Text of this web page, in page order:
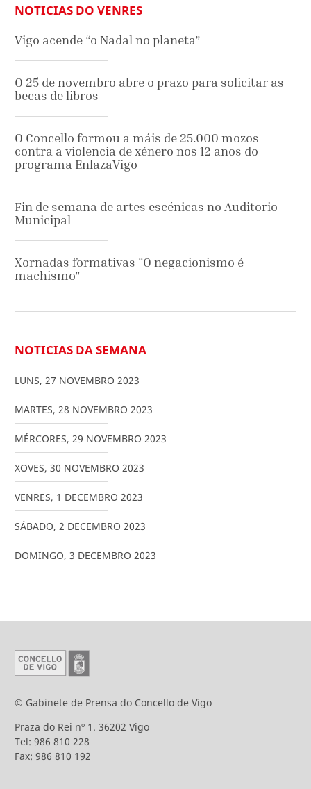
NOTICIAS DO VENRES
Vigo acende “o Nadal no planeta”
O 25 de novembro abre o prazo para solicitar as
becas de libros
O Concello formou a máis de 25.000 mozos
contra a violencia de xénero nos 12 anos do
programa EnlazaVigo
Fin de semana de artes escénicas no Auditorio
Municipal
Xornadas formativas "O negacionismo é
machismo"
NOTICIAS DA SEMANA
LUNS, 27 NOVEMBRO 2023
MARTES, 28 NOVEMBRO 2023
MÉRCORES, 29 NOVEMBRO 2023
XOVES, 30 NOVEMBRO 2023
VENRES, 1 DECEMBRO 2023
SÁBADO, 2 DECEMBRO 2023
DOMINGO, 3 DECEMBRO 2023
© Gabinete de Prensa do Concello de Vigo
Praza do Rei nº 1. 36202 Vigo
Tel: 986 810 228
Fax: 986 810 192